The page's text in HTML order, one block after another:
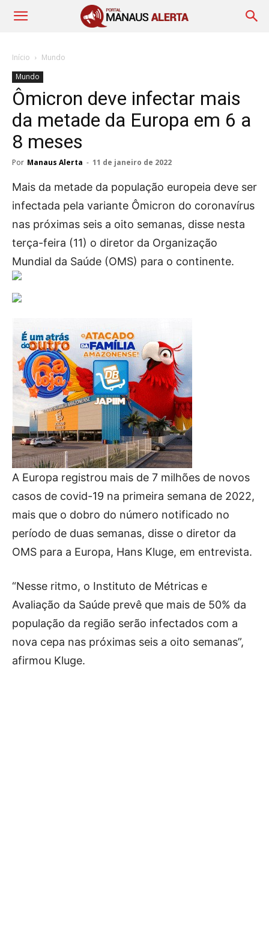
Início
Mundo
Mundo
Ômicron deve infectar mais
da metade da Europa em 6 a
8 meses
Por Manaus Alerta - 11 de janeiro de 2022
Mais da metade da população europeia deve ser
infectada pela variante Ômicron do coronavírus
nas próximas seis a oito semanas, disse nesta
terça-feira (11) o diretor da Organização
Mundial da Saúde (OMS) para o continente.
A Europa registrou mais de 7 milhões de novos
casos de covid-19 na primeira semana de 2022,
mais que o dobro do número notificado no
período de duas semanas, disse o diretor da
OMS para a Europa, Hans Kluge, em entrevista.
“Nesse ritmo, o Instituto de Métricas e
Avaliação da Saúde prevê que mais de 50% da
população da região serão infectados com a
nova cepa nas próximas seis a oito semanas”,
afirmou Kluge.